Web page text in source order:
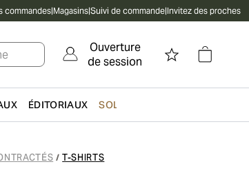
commandes|Magasins|Suivi de commande|Invitez des proches
Ouverture
de session
ÉDITORIAUX SOLDES
/ T-SHIRTS